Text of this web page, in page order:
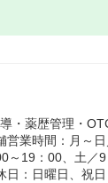
・薬歴管理・
営業時間：月～
～19：00、土／
日：日曜日、祝日